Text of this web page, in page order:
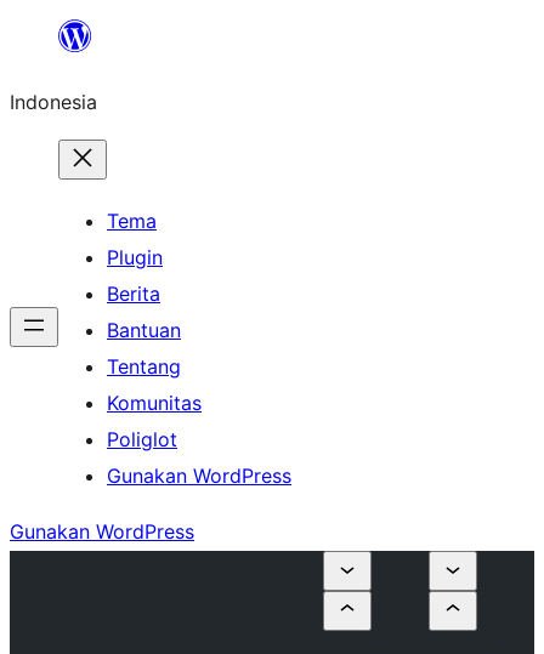
Lewati
konten
Indonesia
Tema
Plugin
Berita
Bantuan
Tentang
Komunitas
Poliglot
Gunakan WordPress
Gunakan WordPress